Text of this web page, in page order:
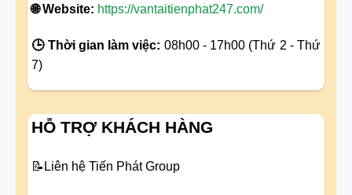
🌐 Website: https://vantaitienphat247.com/
🕒 Thời gian làm việc: 08h00 - 17h00 (Thứ 2 - Thứ
7)
HỖ TRỢ KHÁCH HÀNG
📝 Liên hệ Tiến Phát Group